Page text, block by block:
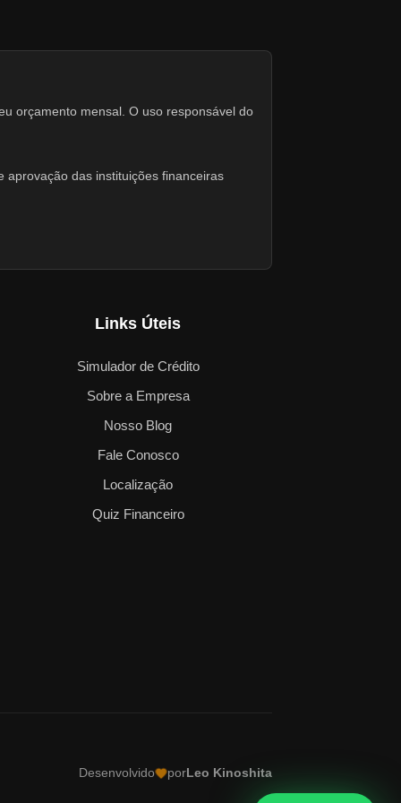
orçamento mensal. O uso responsável do
aprovação das instituições financeiras
Links Úteis
Simulador de Crédito
Sobre a Empresa
Nosso Blog
Fale Conosco
Localização
Quiz Financeiro
Desenvolvido porLeo Kinoshita